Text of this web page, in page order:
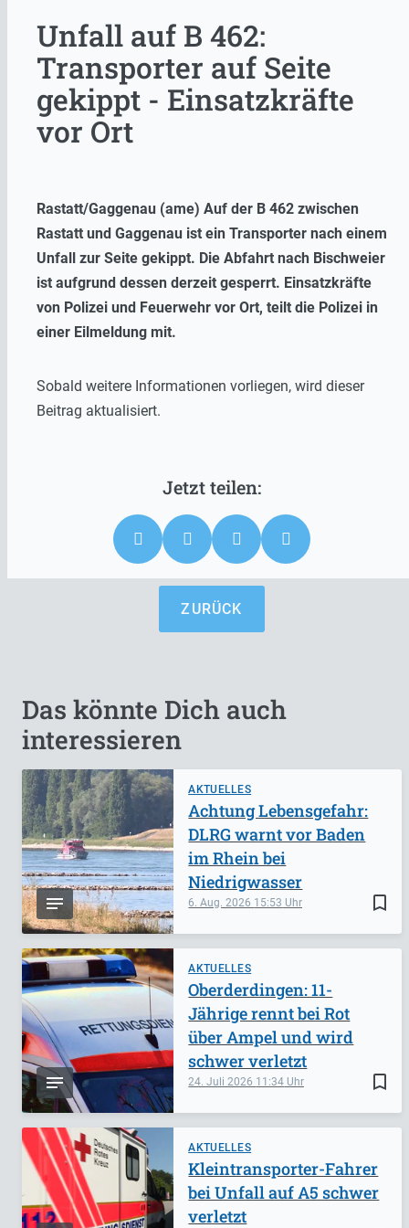
Unfall auf B 462:
Transporter auf Seite
gekippt - Einsatzkräfte
vor Ort
Rastatt/Gaggenau (ame) Auf der B 462 zwischen
Rastatt und Gaggenau ist ein Transporter nach einem
Unfall zur Seite gekippt. Die Abfahrt nach Bischweier
ist aufgrund dessen derzeit gesperrt. Einsatzkräfte
von Polizei und Feuerwehr vor Ort, teilt die Polizei in
einer Eilmeldung mit.
Sobald weitere Informationen vorliegen, wird dieser
Beitrag aktualisiert.
ZURÜCK
Das könnte Dich auch
interessieren
AKTUELLES
bookmark_border
6. Aug. 2026 15:53
Achtung Lebensgefahr:
DLRG warnt vor Baden
im Rhein bei
Niedrigwasser
AKTUELLES
bookmark_border
24. Juli 2026 11:34
Oberderdingen: 11-
Jährige rennt bei Rot
über Ampel und wird
schwer verletzt
AKTUELLES
Kleintransporter-Fahrer
bei Unfall auf A5 schwer
verletzt